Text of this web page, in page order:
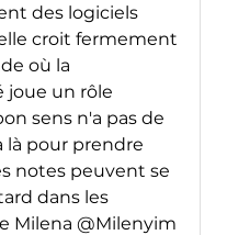
des logiciels
croit fermement
où la
joue un rôle
sens n'a pas de
là pour prendre
notes peuvent se
dans les
Milena @Milenyim